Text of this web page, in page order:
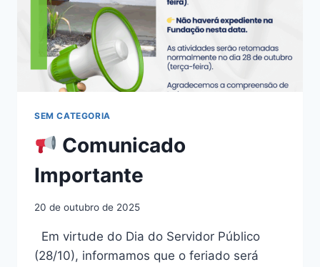
SEM CATEGORIA
Comunicado
Importante
20 de outubro de 2025
Em virtude do Dia do Servidor Público
(28/10), informamos que o feriado será